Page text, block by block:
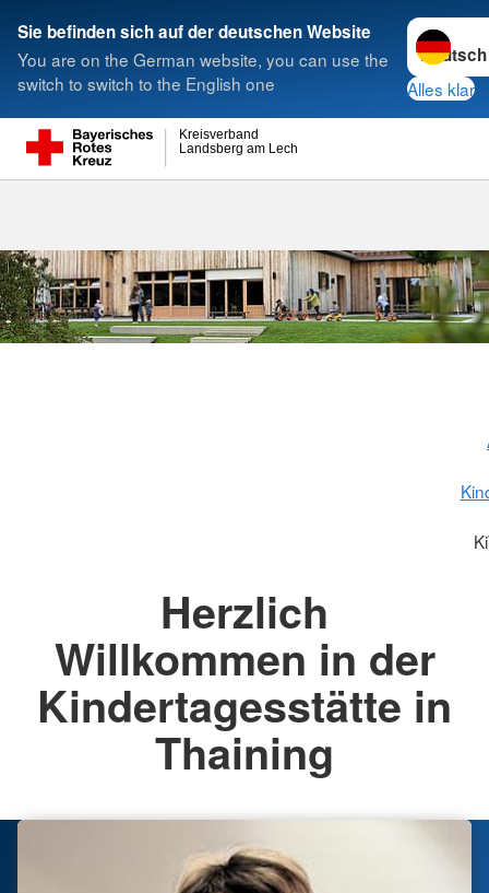
Sie befinden sich auf der deutschen Website
You are on the German website, you can use the
switch to switch to the English one
Sprache
Alles klar
Landsberg am Lech
Kreisverband
Suche
Herzlich
Willkommen in der
Kindertagesstätte in
Thaining